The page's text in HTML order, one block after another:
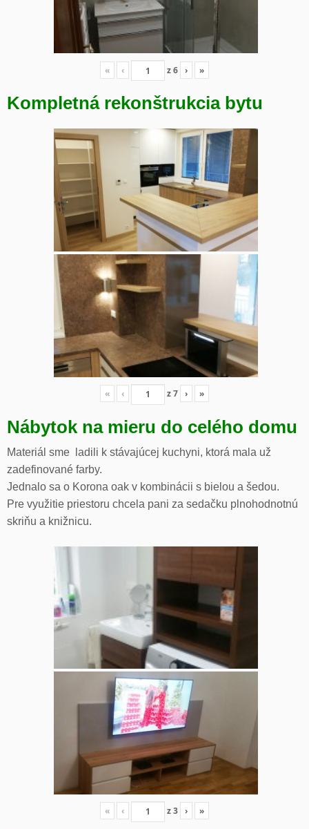
« ‹ z6 › »
Kompletná rekonštrukcia bytu
« ‹ z7 › »
Nábytok na mieru do celého domu
Materiál sme ladili k stávajúcej kuchyni, ktorá mala už
zadefinované farby.
Jednalo sa o Korona oak v kombinácii s bielou a šedou.
Pre využitie priestoru chcela pani za sedačku plnohodnotnú
skriňu a knižnicu.
« ‹ z3 › »